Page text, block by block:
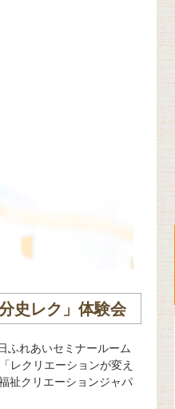
史レク」体験会
ふれあいセミナールーム
レクリエーションが変え
祉クリエーションジャパ